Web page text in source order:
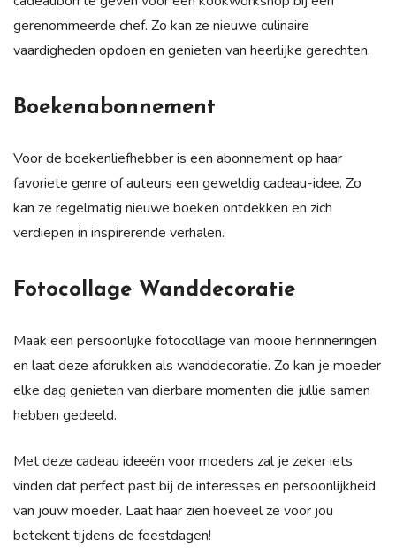
gerenommeerde chef. Zo kan ze nieuwe culinaire
vaardigheden opdoen en genieten van heerlijke gerechten.
Boekenabonnement
Voor de boekenliefhebber is een abonnement op haar
favoriete genre of auteurs een geweldig cadeau-idee. Zo
kan ze regelmatig nieuwe boeken ontdekken en zich
verdiepen in inspirerende verhalen.
Fotocollage Wanddecoratie
Maak een persoonlijke fotocollage van mooie herinneringen
en laat deze afdrukken als wanddecoratie. Zo kan je moeder
elke dag genieten van dierbare momenten die jullie samen
hebben gedeeld.
Met deze cadeau ideeën voor moeders zal je zeker iets
vinden dat perfect past bij de interesses en persoonlijkheid
van jouw moeder. Laat haar zien hoeveel ze voor jou
betekent tijdens de feestdagen!